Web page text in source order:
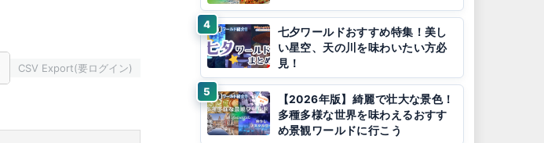
CSV Export(要ログイン)
七夕ワールドおすすめ特集！美し
い星空、天の川を味わいたい方必
見！
【2026年版】綺麗で壮大な景色！
多種多様な世界を味わえるおすす
め景観ワールドに行こう